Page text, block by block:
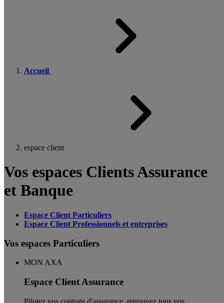
Accueil
espace client
Vos espaces Clients Assurance
et Banque
Espace Client Particuliers
Espace Client Professionnels et entreprises
Vos espaces Particuliers
MON AXA
Espace Client Assurance
Pilotez vos contrats d'assurance, retrouvez tous vos